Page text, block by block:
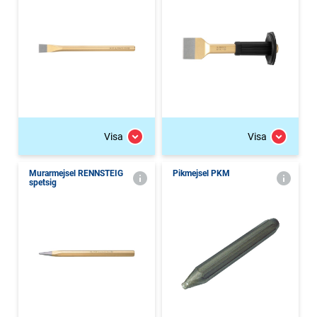
Visa Visa
Murarmejsel RENNSTEIG
spetsig
Pikmejsel PKM